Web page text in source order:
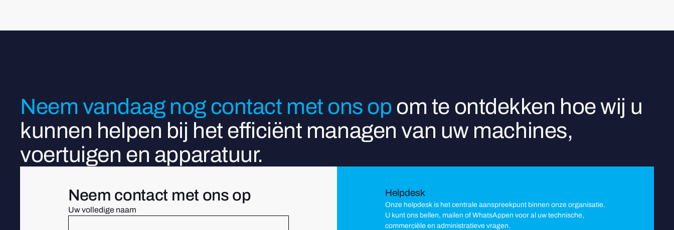
Neem vandaag nog contact met ons op om te ontdekken hoe wij u
kunnen helpen bij het efficiënt managen van uw machines,
voertuigen en apparatuur.
Neem contact met ons op
Uw volledige naam
Helpdesk
Onze helpdesk is het centrale aanspreekpunt binnen onze organisatie.
U kunt ons bellen, mailen of WhatsAppen voor al uw technische,
commerciële en administratieve vragen.